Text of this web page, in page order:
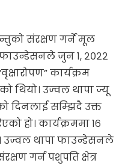
संरक्षण गर्ने मूल
जुन १, २०२२
कार्यक्रम
थियो। उज्वल थापा ज्यू
दिनलाई सम्झिदै उक्त
हो। कार्यक्रममा १६
उज्वल थापा फाउन्डेसनले
गर्न पशुपति क्षेत्र